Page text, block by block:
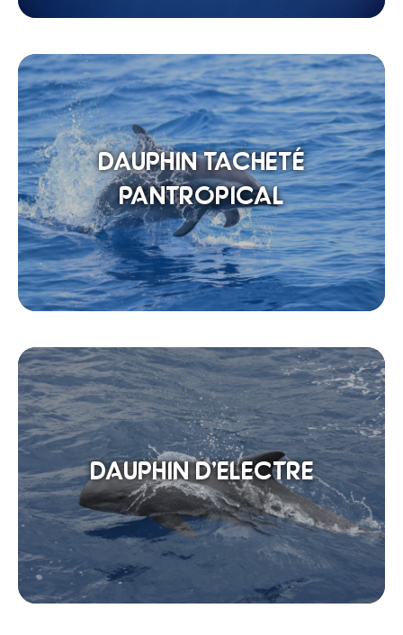
DAUPHIN TACHETÉ
PANTROPICAL
DAUPHIN D’ELECTRE